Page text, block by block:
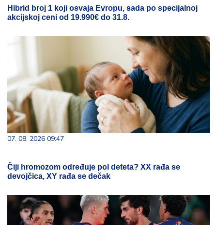
Hibrid broj 1 koji osvaja Evropu, sada po specijalnoj
akcijskoj ceni od 19.990€ do 31.8.
07. 08. 2026 09:47
Čiji hromozom određuje pol deteta? XX rađa se
devojčica, XY rađa se dečak